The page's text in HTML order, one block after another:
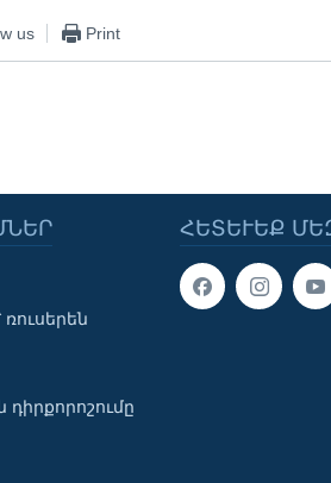
us Print
ՀԵՏԵՒԵՔ